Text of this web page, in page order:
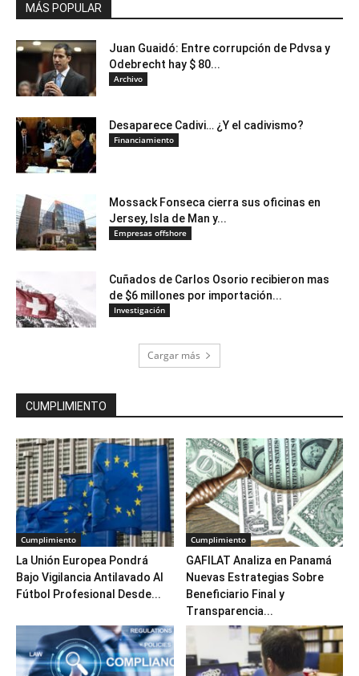
MÁS POPULAR
Juan Guaidó: Entre corrupción de Pdvsa y
Odebrecht hay $ 80...
Archivo
Desaparece Cadivi… ¿Y el cadivismo?
Financiamiento
Mossack Fonseca cierra sus oficinas en
Jersey, Isla de Man y...
Empresas offshore
Cuñados de Carlos Osorio recibieron mas
de $6 millones por importación...
Investigación
Cargar más
CUMPLIMIENTO
Cumplimiento
La Unión Europea Pondrá
Bajo Vigilancia Antilavado Al
Fútbol Profesional Desde...
Cumplimiento
GAFILAT Analiza en Panamá
Nuevas Estrategias Sobre
Beneficiario Final y
Transparencia...